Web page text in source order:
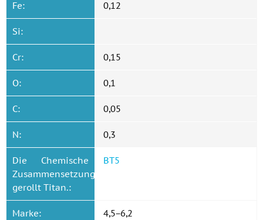
Fe: 0,12
Si:
Cr: 0,15
O: 0,1
C: 0,05
N: 0,3
Die Chemische
Zusammensetzung
gerollt Titan.:
ВТ5
Marke: 4,5−6,2